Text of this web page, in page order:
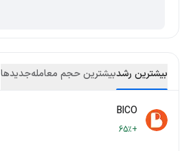
بیشترین رشدبیشترین حجم معاملهجدید‌ها
BICO
+65٪